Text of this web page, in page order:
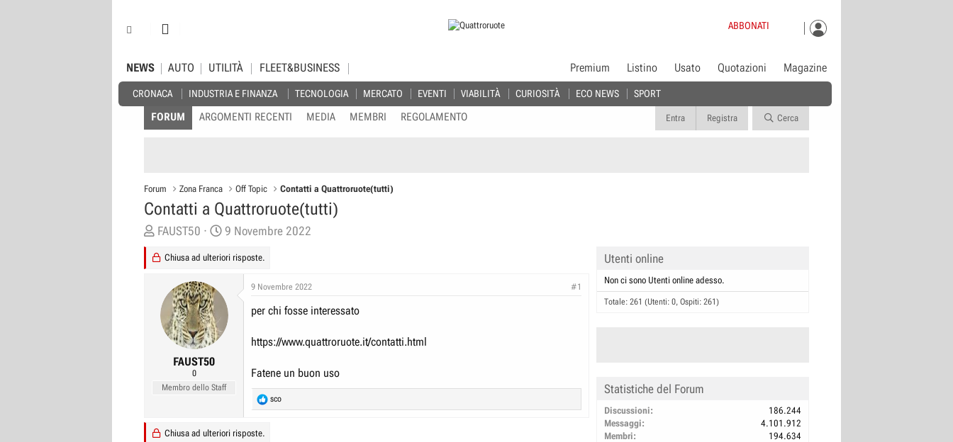
ABBONATI
NEWS
CRONACA INDUSTRIA E FINANZA TECNOLOGIA MERCATO EVENTI VIABILITÀ CURIOSITÀ ECO NEWS SPORT
AUTO UTILITÀ FLEET&BUSINESS Premium Listino Usato Quotazioni Magazine
FORUM ARGOMENTI RECENTI MEDIA MEMBRI REGOLAMENTO Entra Registra Cerca
Forum Zona Franca Off Topic Contatti a Quattroruote(tutti)
Contatti a Quattroruote(tutti)
C
e
o
u
FAUST50
D
t
d
I
z
9 Novembre 2022
Chiusa ad ulteriori risposte.
FAUST50
0
Membro dello Staff
9 Novembre 2022 #1
per chi fosse interessato
https://www.quattroruote.it/contatti.html
Fatene un buon uso
R
e
sco
Chiusa ad ulteriori risposte.
Utenti online
Non ci sono Utenti online adesso.
Totale: 261 (Utenti: 0, Ospiti: 261)
Statistiche del Forum
Discussioni
186.244
Messaggi
4.101.912
Membri
194.634